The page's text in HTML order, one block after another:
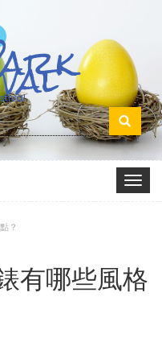
Toggle
？
有哪些風格